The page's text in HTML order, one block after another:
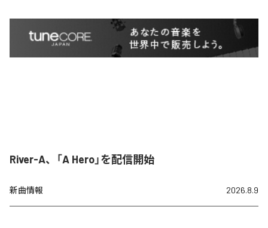
River-A、「A Hero」を配信開始
新曲情報 2026.8.9